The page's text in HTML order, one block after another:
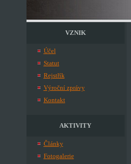
VZNIK
Účel
Statut
Rejstřík
Výroční zprávy
Kontakt
AKTIVITY
Články
Fotogalerie